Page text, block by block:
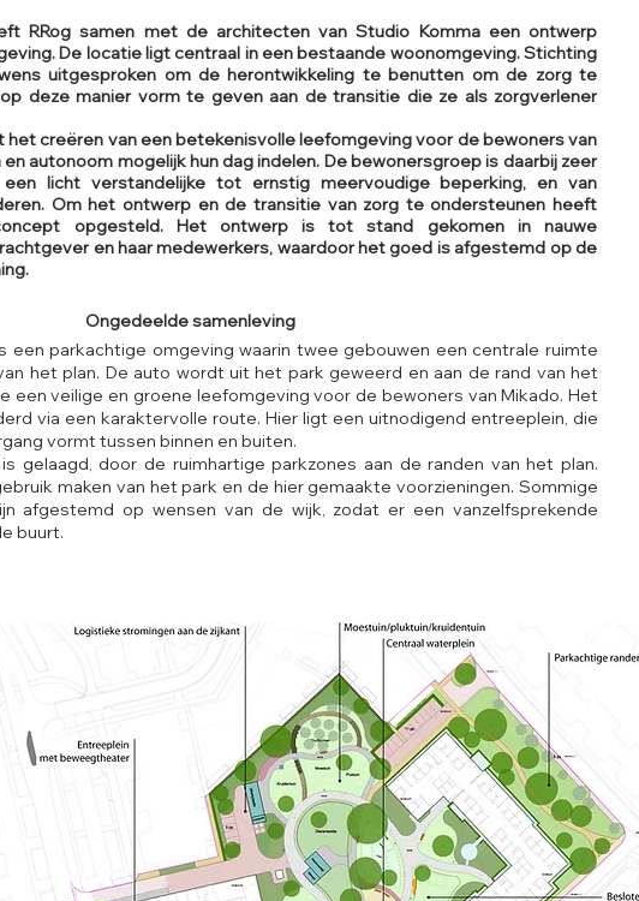
RRog samen met de architecten van Studio Komma een ontwerp
De locatie ligt centraal in een bestaande woonomgeving. Stichting
uitgesproken om de herontwikkeling te benutten om de zorg te
deze manier vorm te geven aan de transitie die ze als zorgverlener
het creëren van een betekenisvolle leefomgeving voor de bewoners van
en autonoom mogelijk hun dag indelen. De bewonersgroep is daarbij zeer
licht verstandelijke tot ernstig meervoudige beperking, en van
Om het ontwerp en de transitie van zorg te ondersteunen heeft
opgesteld. Het ontwerp is tot stand gekomen in nauwe
en haar medewerkers, waardoor het goed is afgestemd op de
Ongedeelde samenleving
een parkachtige omgeving waarin twee gebouwen een centrale ruimte
het plan. De auto wordt uit het park geweerd en aan de rand van het
een veilige en groene leefomgeving voor de bewoners van Mikado. Het
via een karaktervolle route. Hier ligt een uitnodigend entreeplein, die
vormt tussen binnen en buiten.
gelaagd, door de ruimhartige parkzones aan de randen van het plan.
maken van het park en de hier gemaakte voorzieningen. Sommige
afgestemd op wensen van de wijk, zodat er een vanzelfsprekende
buurt.